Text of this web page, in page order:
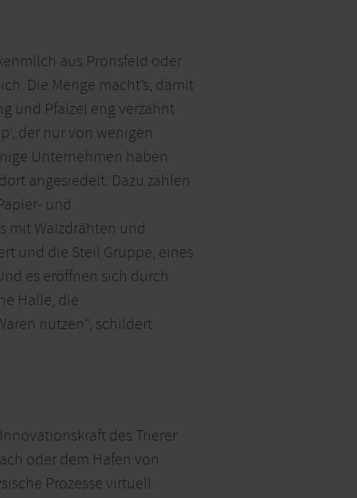
aus Pronsfeld oder
Die Menge macht’s, damit
und Pfalzel eng verzahnt
der nur von wenigen
Unternehmen haben
angesiedelt: Dazu zählen
und
mit Walzdrähten und
und die Steil Gruppe, eines
es eröffnen sich durch
Halle, die
nutzen“, schildert
des Trierer
oder dem Hafen von
Prozesse virtuell